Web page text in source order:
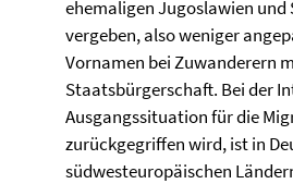
ehemaligen Jugoslawien
vergeben, also weniger
Vornamen bei Zuwanderern
Staatsbürgerschaft. Bei der
Ausgangssituation für die
zurückgegriffen wird, ist in
südwesteuropäischen